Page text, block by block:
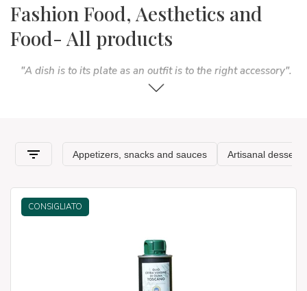
Fashion Food, Aesthetics and
Food- All products
"A dish is to its plate as an outfit is to the right accessory".
CONSIGLIATO